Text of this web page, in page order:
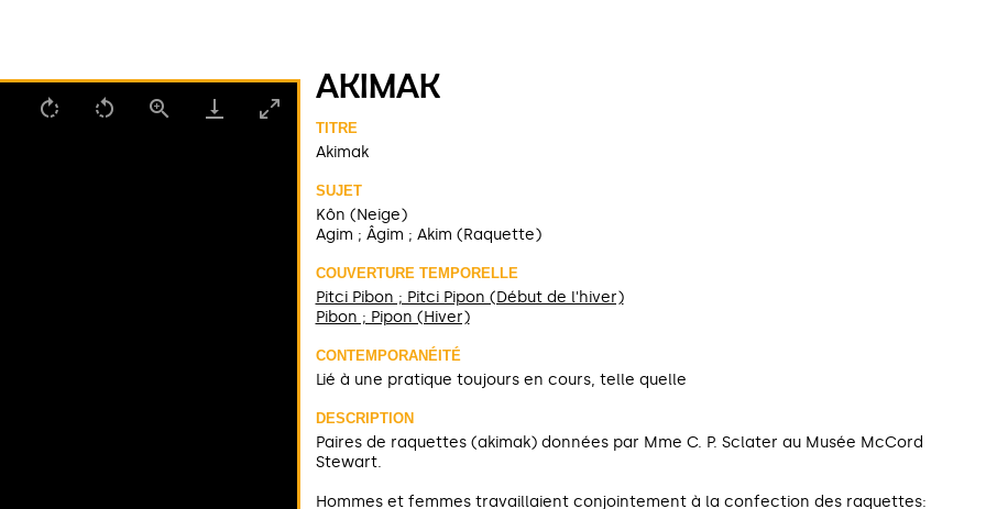
AKIMAK
TITRE
Akimak
SUJET
Kôn (Neige)
Agim ; Âgim ; Akim (Raquette)
COUVERTURE TEMPORELLE
Pitci Pibon ; Pitci Pipon (Début de l'hiver)
Pibon ; Pipon (Hiver)
CONTEMPORANÉITÉ
Lié à une pratique toujours en cours, telle quelle
DESCRIPTION
Paires de raquettes (akimak) données par Mme C. P. Sclater au Musée McCord
Stewart.
Hommes et femmes travaillaient conjointement à la confection des raquettes: